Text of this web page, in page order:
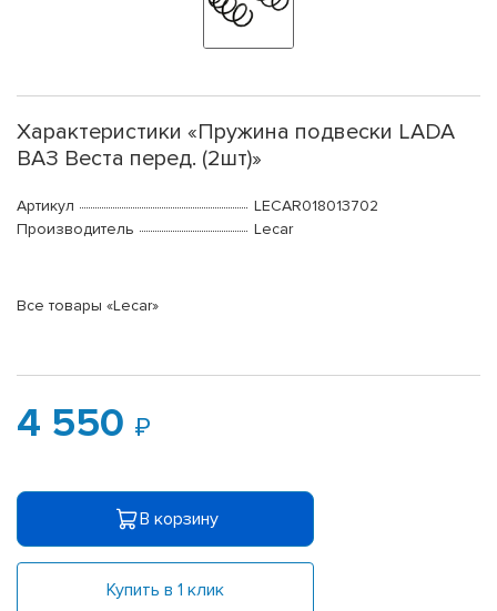
Характеристики «Пружина подвески LADA
ВАЗ Веста перед. (2шт)»
Артикул
LECAR018013702
Производитель
Lecar
Все товары «Lecar»
4 550
В корзину
Купить в 1 клик